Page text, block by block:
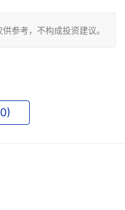
参考，不构成投资建议。
0)